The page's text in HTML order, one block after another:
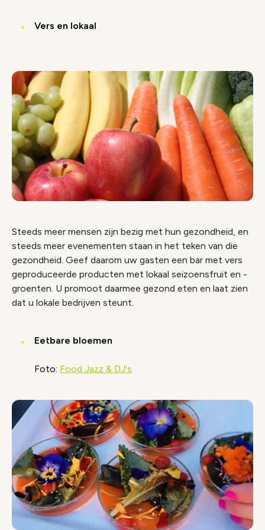
Vers en lokaal
Steeds meer mensen zijn bezig met hun gezondheid, en
steeds meer evenementen staan in het teken van die
gezondheid. Geef daarom uw gasten een bar met vers
geproduceerde producten met lokaal seizoensfruit en -
groenten. U promoot daarmee gezond eten en laat zien
dat u lokale bedrijven steunt.
Eetbare bloemen
Foto: Food Jazz & DJ's